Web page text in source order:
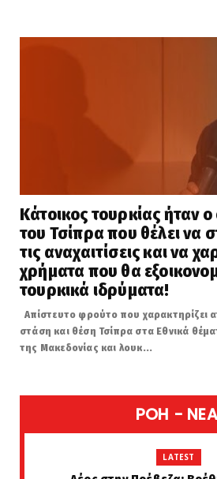
Κάτοικος τουρκίας ήταν
του Τσίπρα που θέλει να
τις αναχαιτίσεις και να
χρήματα που θα
τουρκικά ιδρύματα!
Απίστευτο φρούτο που χαρακτηρίζει
στάση και θέση Τσίπρα στα Εθνικά
της Μακεδονίας και λουκ...
POH - NEA
LATEST